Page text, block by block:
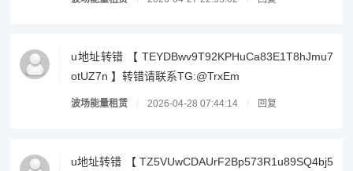
u地址转错 【 TEYDBwv9T92KPHuCa83E1T8hJmu7
otUZ7n 】转错请联系TG:@TrxEm
波场能量租赁 2026-04-28 07:44:14 回复
u地址转错 【 TZ5VUwCDAUrF2Bp573R1u89SQ4bj5